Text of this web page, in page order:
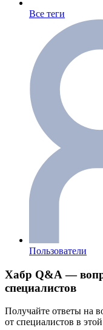
Все теги
Пользователи
Хабр Q&A —
специалистов
Получайте ответы на
от специалистов в